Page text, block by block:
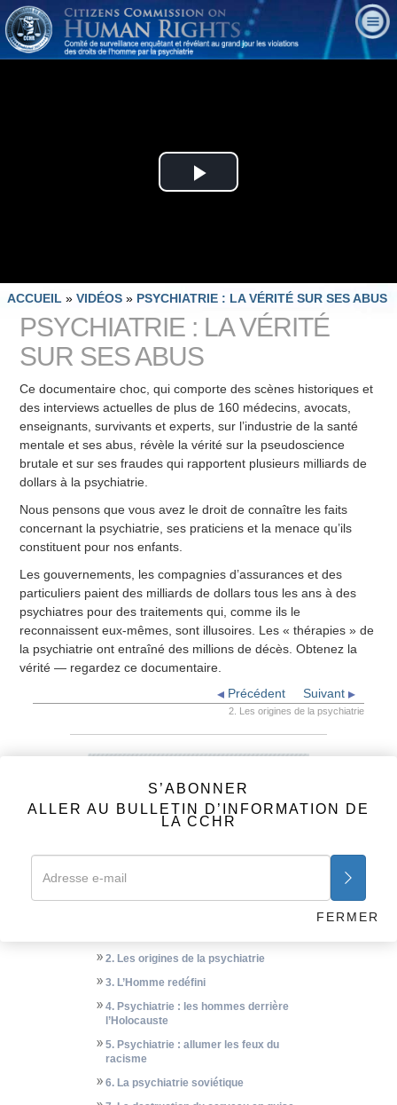
Play
ACCUEIL » VIDÉOS » PSYCHIATRIE : LA VÉRITÉ SUR SES ABUS
PSYCHIATRIE : LA VÉRITÉ
SUR SES ABUS
Ce documentaire choc, qui comporte des scènes historiques et
des interviews actuelles de plus de 160 médecins, avocats,
enseignants, survivants et experts, sur l’industrie de la santé
mentale et ses abus, révèle la vérité sur la pseudoscience
brutale et sur ses fraudes qui rapportent plusieurs milliards de
dollars à la psychiatrie.
Nous pensons que vous avez le droit de connaître les faits
concernant la psychiatrie, ses praticiens et la menace qu’ils
constituent pour nos enfants.
Les gouvernements, les compagnies d’assurances et des
particuliers paient des milliards de dollars tous les ans à des
psychiatres pour des traitements qui, comme ils le
reconnaissent eux-mêmes, sont illusoires. Les « thérapies » de
la psychiatrie ont entraîné des millions de décès. Obtenez la
vérité — regardez ce documentaire.
Suivant
Précédent
2. Les origines de la psychiatrie
DE LA CCHR
VIDÉOS
Les annonces de la CCHR
2. Les origines de la psychiatrie
3. L’Homme redéfini
4. Psychiatrie : les hommes derrière
l’Holocauste
5. Psychiatrie : allumer les feux du
racisme
6. La psychiatrie soviétique
S’ABONNER
ALLER AU BULLETIN D’INFORMATION DE
LA CCHR
FERMER